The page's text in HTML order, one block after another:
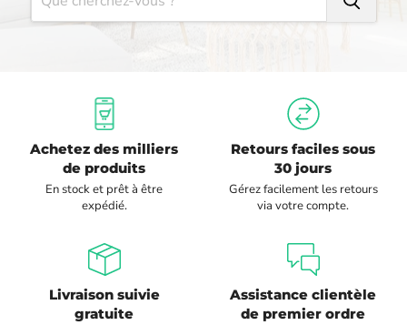
Achetez des milliers
de produits
En stock et prêt à être
expédié.
Retours faciles sous
30 jours
Gérez facilement les retours
via votre compte.
Livraison suivie
gratuite
Assistance clientèle
de premier ordre